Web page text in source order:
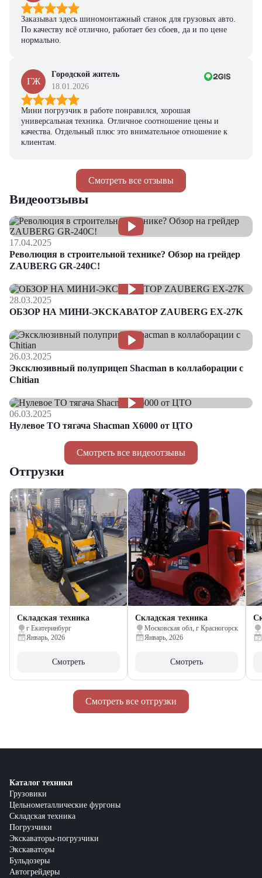
Смотреть все отзывы
Заказывал здесь шиномонтажный станок для грузовых авто.
По качеству всё отлично, работает без сбоев, да и по цене
нормально.
ГЖ
Городской житель
18.01.2026
Мини погрузчик в работе понравился, хорошая
универсальная техника. Отличное соотношение цены и
качества. Отдельный плюс это внимательное отношение к
клиентам.
Смотреть все видеоотзывы
Видеоотзывы
17.04.2025
Революция в строительной технике? Обзор на грейдер
ZAUBERG GR-240C!
28.03.2025
ОБЗОР НА МИНИ-ЭКСКАВАТОР ZAUBERG EX-27K
26.03.2025
Эксклюзивный полуприцеп Shacman в коллаборации с
Chitian
06.03.2025
Нулевое ТО тягача Shacman Х6000 от ЦТО
Смотреть все отгрузки
Отгрузки
Складская техника
г Екатеринбург
Январь, 2026
Смотреть
Складская техника
Московская обл, г Красногорск
Январь, 2026
Смотреть
Каталог техники
Грузовики
Цельнометаллические фургоны
Складская техника
Погрузчики
Экскаваторы-погрузчики
Экскаваторы
Бульдозеры
Автогрейдеры